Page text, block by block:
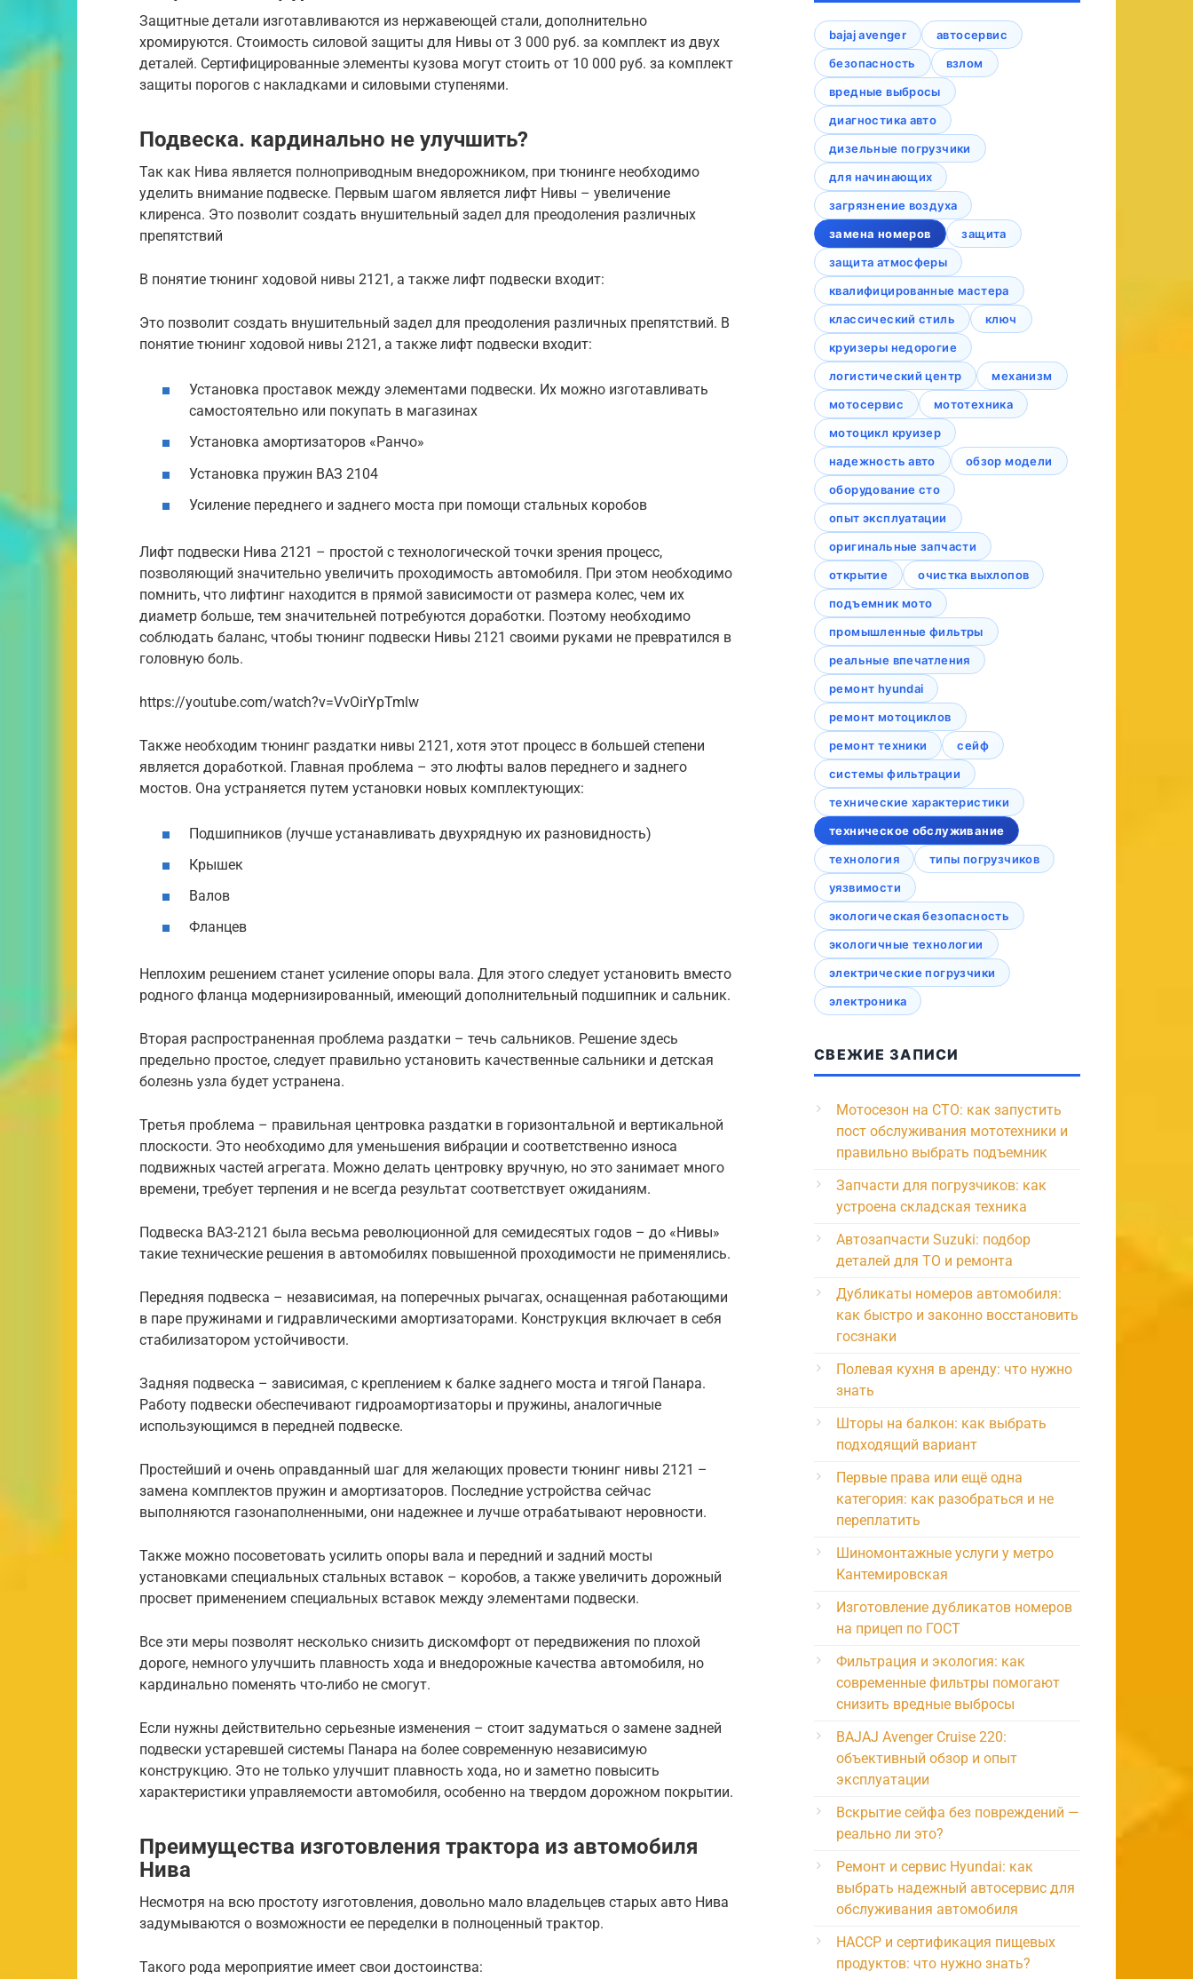
Защитные детали изготавливаются из нержавеющей стали, дополнительно
хромируются. Стоимость силовой защиты для Нивы от 3 000 руб. за комплект из двух
деталей. Сертифицированные элементы кузова могут стоить от 10 000 руб. за комплект
защиты порогов с накладками и силовыми ступенями.
Подвеска. кардинально не улучшить?
Так как Нива является полноприводным внедорожником, при тюнинге необходимо
уделить внимание подвеске. Первым шагом является лифт Нивы – увеличение
клиренса. Это позволит создать внушительный задел для преодоления различных
препятствий
В понятие тюнинг ходовой нивы 2121, а также лифт подвески входит:
Это позволит создать внушительный задел для преодоления различных препятствий. В
понятие тюнинг ходовой нивы 2121, а также лифт подвески входит:
Установка проставок между элементами подвески. Их можно изготавливать
самостоятельно или покупать в магазинах
Установка амортизаторов «Ранчо»
Установка пружин ВАЗ 2104
Усиление переднего и заднего моста при помощи стальных коробов
Лифт подвески Нива 2121 – простой с технологической точки зрения процесс,
позволяющий значительно увеличить проходимость автомобиля. При этом необходимо
помнить, что лифтинг находится в прямой зависимости от размера колес, чем их
диаметр больше, тем значительней потребуются доработки. Поэтому необходимо
соблюдать баланс, чтобы тюнинг подвески Нивы 2121 своими руками не превратился в
головную боль.
https://youtube.com/watch?v=VvOirYpTmlw
Также необходим тюнинг раздатки нивы 2121, хотя этот процесс в большей степени
является доработкой. Главная проблема – это люфты валов переднего и заднего
мостов. Она устраняется путем установки новых комплектующих:
Подшипников (лучше устанавливать двухрядную их разновидность)
Крышек
Валов
Фланцев
Неплохим решением станет усиление опоры вала. Для этого следует установить вместо
родного фланца модернизированный, имеющий дополнительный подшипник и сальник.
Вторая распространенная проблема раздатки – течь сальников. Решение здесь
предельно простое, следует правильно установить качественные сальники и детская
болезнь узла будет устранена.
Третья проблема – правильная центровка раздатки в горизонтальной и вертикальной
плоскости. Это необходимо для уменьшения вибрации и соответственно износа
подвижных частей агрегата. Можно делать центровку вручную, но это занимает много
времени, требует терпения и не всегда результат соответствует ожиданиям.
Подвеска ВАЗ-2121 была весьма революционной для семидесятых годов – до «Нивы»
такие технические решения в автомобилях повышенной проходимости не применялись.
Передняя подвеска – независимая, на поперечных рычагах, оснащенная работающими
в паре пружинами и гидравлическими амортизаторами. Конструкция включает в себя
стабилизатором устойчивости.
Задняя подвеска – зависимая, с креплением к балке заднего моста и тягой Панара.
Работу подвески обеспечивают гидроамортизаторы и пружины, аналогичные
использующимся в передней подвеске.
Простейший и очень оправданный шаг для желающих провести тюнинг нивы 2121 –
замена комплектов пружин и амортизаторов. Последние устройства сейчас
выполняются газонаполненными, они надежнее и лучше отрабатывают неровности.
Также можно посоветовать усилить опоры вала и передний и задний мосты
установками специальных стальных вставок – коробов, а также увеличить дорожный
просвет применением специальных вставок между элементами подвески.
Все эти меры позволят несколько снизить дискомфорт от передвижения по плохой
дороге, немного улучшить плавность хода и внедорожные качества автомобиля, но
кардинально поменять что-либо не смогут.
Если нужны действительно серьезные изменения – стоит задуматься о замене задней
подвески устаревшей системы Панара на более современную независимую
конструкцию. Это не только улучшит плавность хода, но и заметно повысить
характеристики управляемости автомобиля, особенно на твердом дорожном покрытии.
Преимущества изготовления трактора из автомобиля
Нива
Несмотря на всю простоту изготовления, довольно мало владельцев старых авто Нива
задумываются о возможности ее переделки в полноценный трактор.
Такого рода мероприятие имеет свои достоинства:
bajaj avenger
автосервис
безопасность
взлом
вредные выбросы
диагностика авто
дизельные погрузчики
для начинающих
загрязнение воздуха
замена номеров
защита
защита атмосферы
квалифицированные мастера
классический стиль
ключ
круизеры недорогие
логистический центр
механизм
мотосервис
мототехника
мотоцикл круизер
надежность авто
обзор модели
оборудование сто
опыт эксплуатации
оригинальные запчасти
открытие
очистка выхлопов
подъемник мото
промышленные фильтры
реальные впечатления
ремонт hyundai
ремонт мотоциклов
ремонт техники
сейф
системы фильтрации
технические характеристики
техническое обслуживание
технология
типы погрузчиков
уязвимости
экологическая безопасность
экологичные технологии
электрические погрузчики
электроника
СВЕЖИЕ ЗАПИСИ
Мотосезон на СТО: как запустить
пост обслуживания мототехники и
правильно выбрать подъемник
Запчасти для погрузчиков: как
устроена складская техника
Автозапчасти Suzuki: подбор
деталей для ТО и ремонта
Дубликаты номеров автомобиля:
как быстро и законно восстановить
госзнаки
Полевая кухня в аренду: что нужно
знать
Шторы на балкон: как выбрать
подходящий вариант
Первые права или ещё одна
категория: как разобраться и не
переплатить
Шиномонтажные услуги у метро
Кантемировская
Изготовление дубликатов номеров
на прицеп по ГОСТ
Фильтрация и экология: как
современные фильтры помогают
снизить вредные выбросы
BAJAJ Avenger Cruise 220:
объективный обзор и опыт
эксплуатации
Вскрытие сейфа без повреждений —
реально ли это?
Ремонт и сервис Hyundai: как
выбрать надежный автосервис для
обслуживания автомобиля
HACCP и сертификация пищевых
продуктов: что нужно знать?